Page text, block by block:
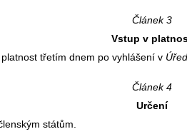
Článek 3
Vstup v
třetím dnem po vyhlášení v
Článek 4
Určení
státům.